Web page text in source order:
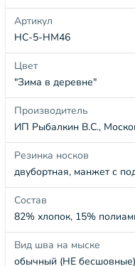
Артикул
НС-5-НМ46
Цвет
"Зима в деревне"
Производитель
ИП Рыбалкин В.С.,
Резинка носков
двубортная, манжет с
Состав
82% хлопок, 15%
Вид шва на мыске
обычный (НЕ бесшовные)